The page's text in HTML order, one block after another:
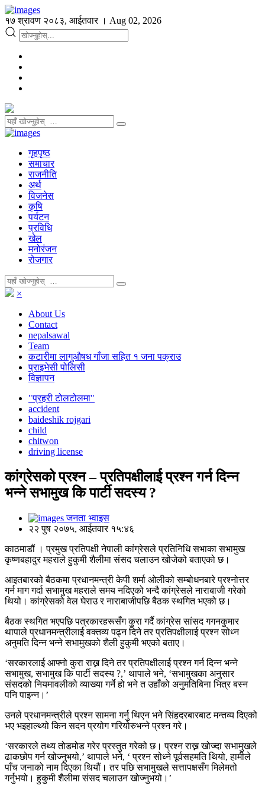
१७ श्रावण २०८३, आईतवार । Aug 02, 2026
गृहपृष्ठ
समाचार
राजनीति
अर्थ
विजनेस
कृषि
पर्यटन
प्रविधि
खेल
मनोरंजन
रोजगार
×
About Us
Contact
nepalsawal
Team
कटारीमा लागुऔषध गाँजा सहित १ जना पक्राउ
प्राइभेसी पोलिसी
विज्ञापन
"प्रहरी टोलटोलमा"
accident
baideshik rojgari
child
chitwon
driving license
कांग्रेसको प्रश्न – प्रतिपक्षीलाई प्रश्न गर्न दिन्न
भन्ने सभामुख कि पार्टी सदस्य ?
जनता भ्वाइस
२२ पुष २०७५, आईतवार १५:४६
काठमाडौं । प्रमुख प्रतिपक्षी नेपाली कांग्रेसले प्रतिनिधि सभाका सभामुख
कृष्णबहादुर महराले हुकुमी शैलीमा संसद चलाउन खोजेको बताएको छ।
आइतबारको बैठकमा प्रधानमन्त्री केपी शर्मा ओलीको सम्बोधनबारे प्रश्नोत्तर
गर्न माग गर्दा सभामुख महराले समय नदिएको भन्दै कांग्रेसले नाराबाजी गरेको
थियो। कांग्रेसको वेल घेराउ र नाराबाजीपछि बैठक स्थगित भएको छ।
बैठक स्थगित भएपछि पत्रकारहरूसँग कुरा गर्दै कांग्रेस सांसद गगनकुमार
थापाले प्रधानमन्त्रीलाई वक्तव्य पढ्न दिने तर प्रतिपक्षीलाई प्रश्न सोध्न
अनुमति दिन्न भन्ने सभामुखको शैली हुकुमी भएको बताए।
‘सरकारलाई आफ्नो कुरा राख्न दिने तर प्रतिपक्षीलाई प्रश्न गर्न दिन्न भन्ने
सभामुख, सभामुख कि पार्टी सदस्य ?,’ थापाले भने, ‘सभामुखका अनुसार
संसदको नियमावलीको व्याख्या गर्ने हो भने त उहाँको अनुमतिबिना भित्र बस्न
पनि पाइन्न।’
उनले प्रधानमन्त्रीले प्रश्न सामना गर्नु थिएन भने सिंहदरबारबाट मन्तव्य दिएको
भए भइहाल्थ्यो किन सदन प्रयोग गरियोरुभन्ने प्रश्न गरे।
‘सरकारले तथ्य तोडमोड गरेर प्रस्तुत गरेको छ। प्रश्न राख्न खोज्दा सभामुखले
ढाकछोप गर्न खोज्नुभयो,’ थापाले भने, ‘ प्रश्न सोध्ने पूर्वसहमति थियो, हामीले
पाँच जनाको नाम दिएका थियौं। तर पछि सभामुखले सत्तापक्षसँग मिलेमतो
गर्नुभयो। हुकुमी शैलीमा संसद चलाउन खोज्नुभयो।’